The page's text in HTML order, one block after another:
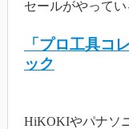
セールがやってい
「プロ工具コ
ック
HiKOKIやパナソ